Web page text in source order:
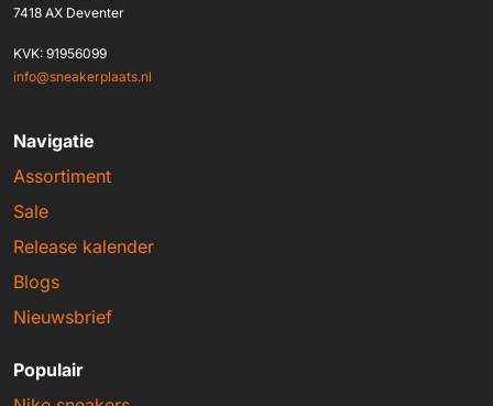
7418 AX Deventer
KVK: 91956099
info@sneakerplaats.nl
Navigatie
Assortiment
Sale
Release kalender
Blogs
Nieuwsbrief
Populair